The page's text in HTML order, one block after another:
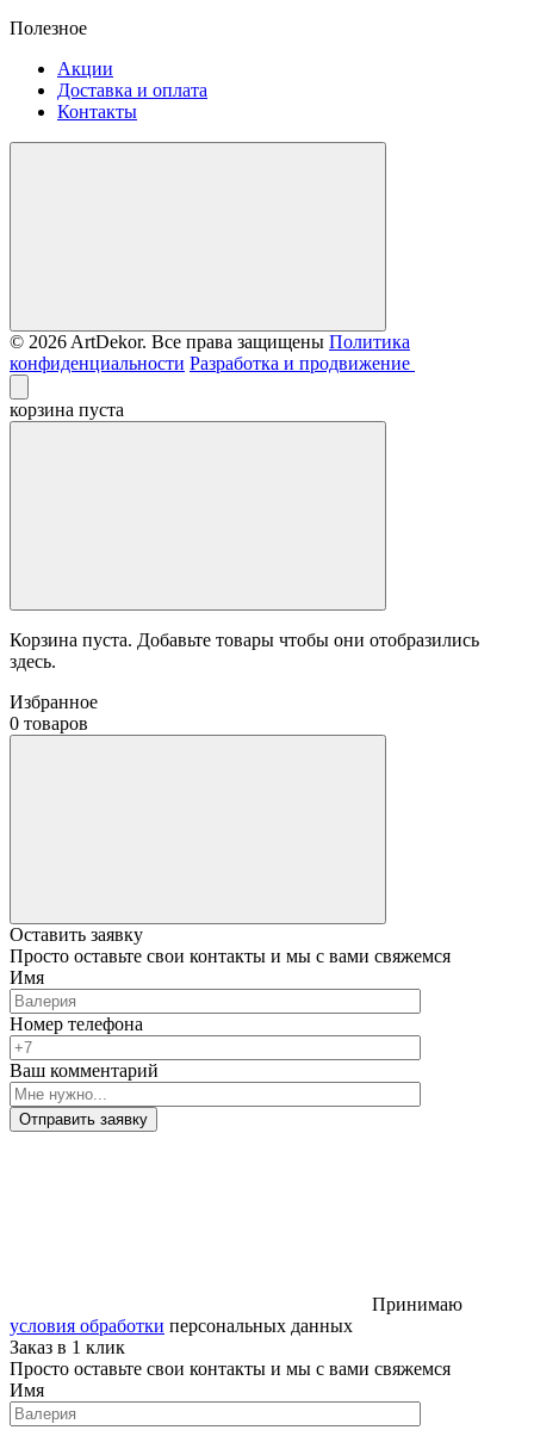
Полезное
Акции
Доставка и оплата
Контакты
© 2026 ArtDekor. Все права защищены Политика
конфиденциальности Разработка и продвижение
корзина пуста
Корзина пуста. Добавьте товары чтобы они отобразились
здесь.
Избранное
0 товаров
Оставить заявку
Просто оставьте свои контакты и мы с вами свяжемся
Имя
Номер телефона
Ваш комментарий
Отправить заявку
Принимаю
условия обработки персональных данных
Заказ в 1 клик
Просто оставьте свои контакты и мы с вами свяжемся
Имя